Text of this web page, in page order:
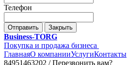
Телефон
Отправить Закрыть
Business-TORG
Покупка и продажа бизнеса
ГлавнаяО компанииУслугиКонтакты
84951463202 /Перезвонить вам?